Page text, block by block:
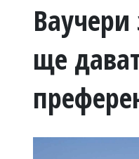
ВОЙНАТА
УКРАЙНА
РАЗСЛЕДВАНЕ
БИЗНЕС
ще